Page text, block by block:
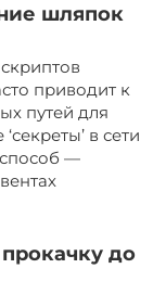
шляпок
приводит к
путей для
в сети
—
до